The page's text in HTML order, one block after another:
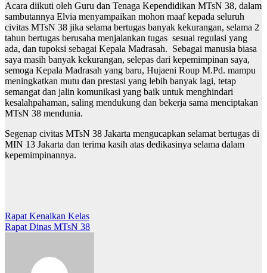
Acara diikuti oleh Guru dan Tenaga Kependidikan MTsN 38, dalam
sambutannya Elvia menyampaikan mohon maaf kepada seluruh
civitas MTsN 38 jika selama bertugas banyak kekurangan, selama 2
tahun bertugas berusaha menjalankan tugas sesuai regulasi yang
ada, dan tupoksi sebagai Kepala Madrasah. Sebagai manusia biasa
saya masih banyak kekurangan, selepas dari kepemimpinan saya,
semoga Kepala Madrasah yang baru, Hujaeni Roup M.Pd. mampu
meningkatkan mutu dan prestasi yang lebih banyak lagi, tetap
semangat dan jalin komunikasi yang baik untuk menghindari
kesalahpahaman, saling mendukung dan bekerja sama menciptakan
MTsN 38 mendunia.
Segenap civitas MTsN 38 Jakarta mengucapkan selamat bertugas di
MIN 13 Jakarta dan terima kasih atas dedikasinya selama dalam
kepemimpinannya.
Post
navigation
Rapat Kenaikan Kelas
Rapat Dinas MTsN 38